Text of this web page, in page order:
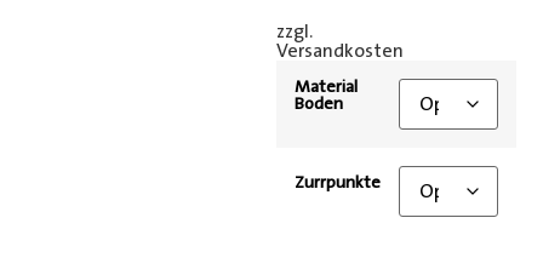
zzgl.
Versandkosten
Material
Boden
Zurrpunkte